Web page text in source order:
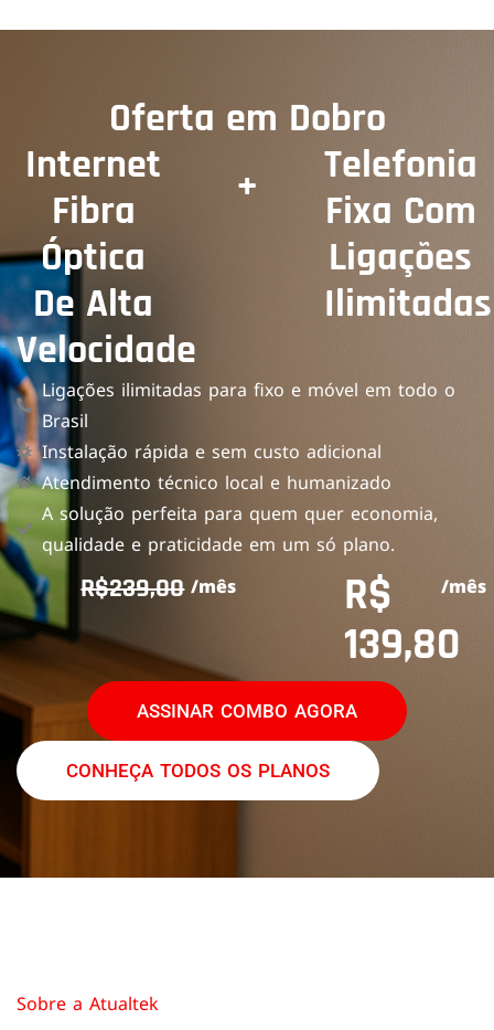
Oferta em Dobro
Internet
Fibra
Óptica
De Alta
Velocidade
+
Telefonia
Fixa Com
Ligações
Ilimitadas
Ligações ilimitadas para fixo e móvel em todo o
Brasil
Instalação rápida e sem custo adicional
Atendimento técnico local e humanizado
A solução perfeita para quem quer economia,
qualidade e praticidade em um só plano.
R$239,00 /mês
R$
139,80
/mês
ASSINAR COMBO AGORA
CONHEÇA TODOS OS PLANOS
Sobre a Atualtek